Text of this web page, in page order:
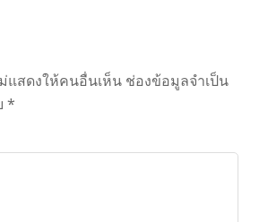
แสดงให้คนอื่นเห็น ช่องข้อมูลจำเป็น
*